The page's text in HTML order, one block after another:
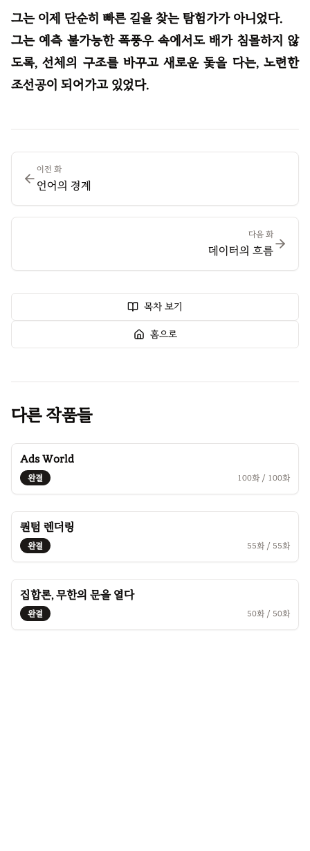
그는 이제 단순히 빠른 길을 찾는 탐험가가 아니었다.
그는 예측 불가능한 폭풍우 속에서도 배가 침몰하지 않
도록, 선체의 구조를 바꾸고 새로운 돛을 다는, 노련한
조선공이 되어가고 있었다.
이전 화
언어의 경계
다음 화
데이터의 흐름
목차 보기
홈으로
다른 작품들
Ads World
완결 100화 / 100화
퀀텀 렌더링
완결 55화 / 55화
집합론, 무한의 문을 열다
완결 50화 / 50화